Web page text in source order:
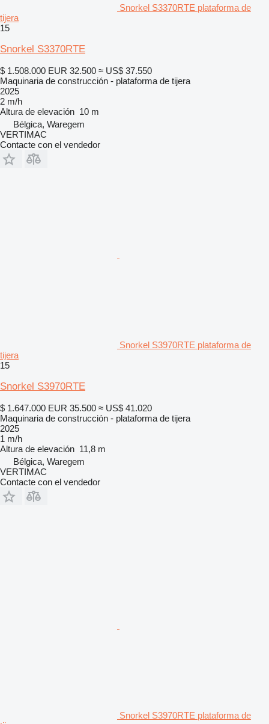
Snorkel S3370RTE plataforma de
tijera
15
Snorkel S3370RTE
$ 1.508.000 EUR 32.500 ≈ US$ 37.550
Maquinaria de construcción - plataforma de tijera
2025
2 m/h
Altura de elevación 10 m
Bélgica, Waregem
VERTIMAC
Contacte con el vendedor
Snorkel S3970RTE plataforma de
tijera
15
Snorkel S3970RTE
$ 1.647.000 EUR 35.500 ≈ US$ 41.020
Maquinaria de construcción - plataforma de tijera
2025
1 m/h
Altura de elevación 11,8 m
Bélgica, Waregem
VERTIMAC
Contacte con el vendedor
Snorkel S3970RTE plataforma de